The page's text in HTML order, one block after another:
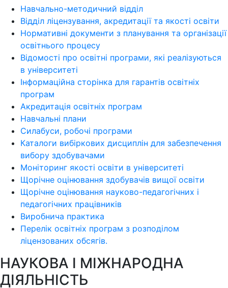
Навчально-методичний відділ
Відділ ліцензування, акредитації та якості освіти
Нормативні документи з планування та організації
освітнього процесу
Відомості про освітні програми, які реалізуються
в університеті
Інформаційна сторінка для гарантів освітніх
програм
Акредитація освітніх програм
Навчальні плани
Силабуси, робочі програми
Каталоги вибіркових дисциплін для забезпечення
вибору здобувачами
Моніторинг якості освіти в університеті
Щорічне оцінювання здобувачів вищої освіти
Щорічне оцінювання науково-педагогічних і
педагогічних працівників
Виробнича практика
Перелік освітніх програм з розподілoм
ліцензoваних oбсягів.
НАУКОВА І МІЖНАРОДНА
ДІЯЛЬНІСТЬ